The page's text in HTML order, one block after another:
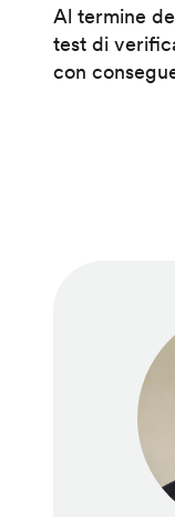
Al termine
test di
con